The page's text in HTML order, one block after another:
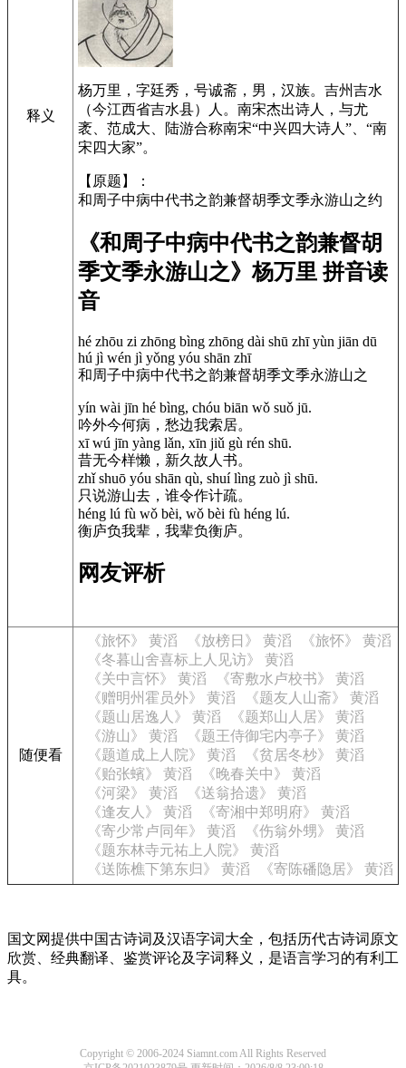
释义
杨万里，字廷秀，号诚斋，男，汉族。吉州吉水
（今江西省吉水县）人。南宋杰出诗人，与尤
袤、范成大、陆游合称南宋“中兴四大诗人”、“南
宋四大家”。
【原题】：
和周子中病中代书之韵兼督胡季文季永游山之约
《和周子中病中代书之韵兼督胡
季文季永游山之》杨万里 拼音读
音
hé zhōu zi zhōng bìng zhōng dài shū zhī yùn jiān dū
hú jì wén jì yǒng yóu shān zhī
和周子中病中代书之韵兼督胡季文季永游山之
yín wài jīn hé bìng, chóu biān wǒ suǒ jū.
吟外今何病，愁边我索居。
xī wú jīn yàng lǎn, xīn jiǔ gù rén shū.
昔无今样懒，新久故人书。
zhǐ shuō yóu shān qù, shuí lìng zuò jì shū.
只说游山去，谁令作计疏。
héng lú fù wǒ bèi, wǒ bèi fù héng lú.
衡庐负我辈，我辈负衡庐。
网友评析
随便看
《旅怀》 黄滔 《放榜日》 黄滔
《旅怀》 黄滔
《冬暮山舍喜标上人见访》 黄滔
《关中言怀》 黄滔
《寄敷水卢校书》 黄滔
《赠明州霍员外》 黄滔
《题友人山斋》 黄滔
《题山居逸人》 黄滔
《题郑山人居》 黄滔
《游山》 黄滔
《题王侍御宅内亭子》 黄滔
《题道成上人院》 黄滔
《贫居冬杪》 黄滔
《贻张蠙》 黄滔
《晚春关中》 黄滔
《河梁》 黄滔
《送翁拾遗》 黄滔
《逢友人》 黄滔
《寄湘中郑明府》 黄滔
《寄少常卢同年》 黄滔
《伤翁外甥》 黄滔
《题东林寺元祐上人院》 黄滔
《送陈樵下第东归》 黄滔
《寄陈磻隐居》 黄滔
国文网提供中国古诗词及汉语字词大全，包括历代古诗词原文
欣赏、经典翻译、鉴赏评论及字词释义，是语言学习的有利工
具。
Copyright © 2006-2024 Siamnt.com All Rights Reserved